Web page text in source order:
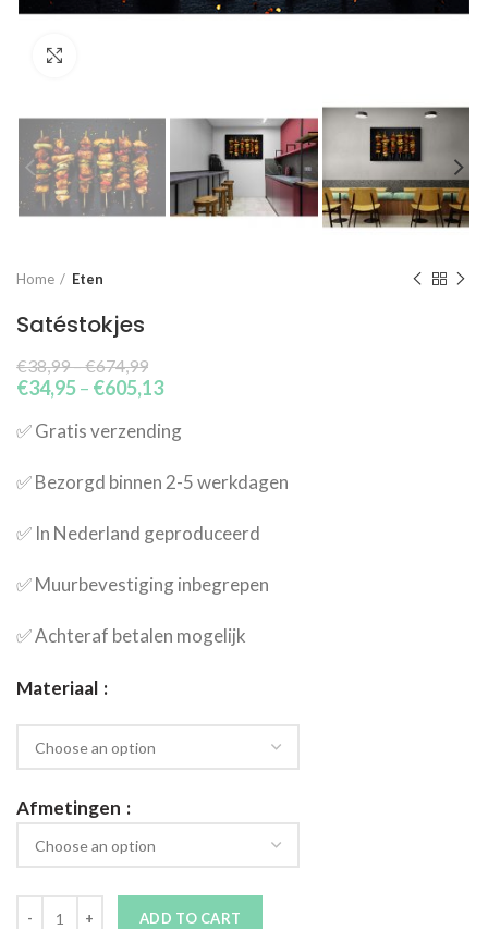
Home Eten
Satéstokjes
€38,99–€674,99
€34,95– €605,13
✅​ Gratis verzending
✅​ Bezorgd binnen 2-5 werkdagen
✅​ In Nederland geproduceerd
✅​ Muurbevestiging inbegrepen
✅​ Achteraf betalen mogelijk
Materiaal
Afmetingen
ADD TO CART